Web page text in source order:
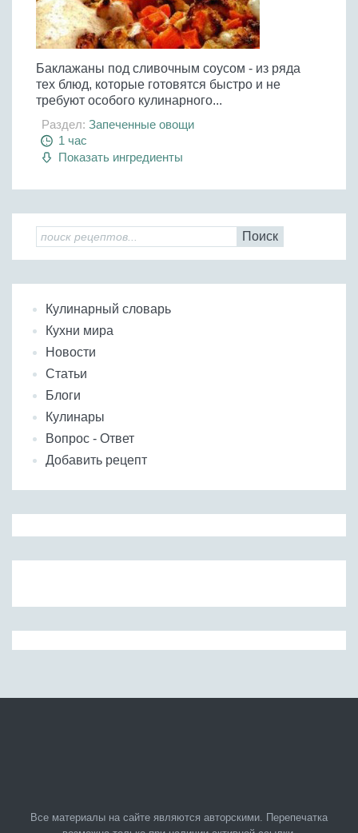
Баклажаны под сливочным соусом - из ряда
тех блюд, которые готовятся быстро и не
требуют особого кулинарного...
Раздел: Запеченные овощи
1 час
Показать ингредиенты
Поиск
Кулинарный словарь
Кухни мира
Новости
Статьи
Блоги
Кулинары
Вопрос - Ответ
Добавить рецепт
Все материалы на сайте являются авторскими. Перепечатка